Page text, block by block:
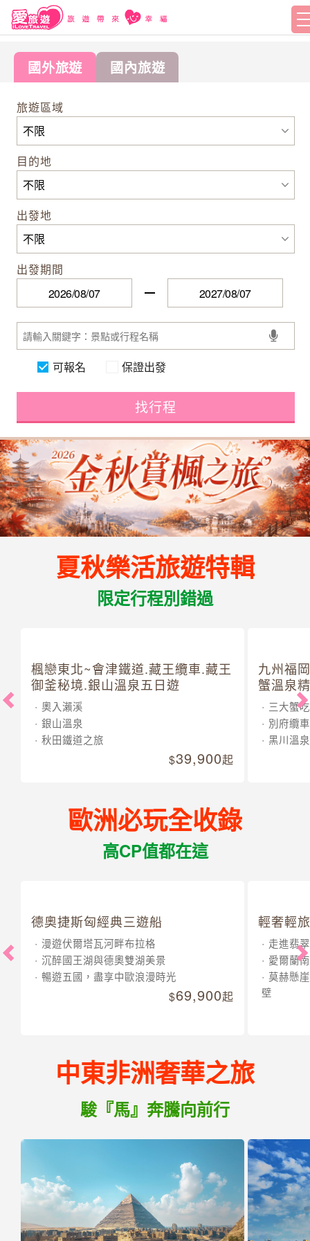
國外旅遊 國內旅遊
旅遊區域
目的地
出發地
出發期間
可報名 保證出發
找行程
夏秋樂活旅遊特輯
限定行程別錯過
楓戀東北~會津鐵道.藏王纜車.藏王
御釜秘境.銀山溫泉五日遊
奧入瀨溪
銀山溫泉
秋田鐵道之旅
39,900起
九州福
蟹溫泉
三大蟹
別府纜車
黑川溫泉
歐洲必玩全收錄
高CP值都在這
德奧捷斯匈經典三遊船
漫遊伏爾塔瓦河畔布拉格
沉醉國王湖與德奧雙湖美景
暢遊五國，盡享中歐浪漫時光
69,900起
輕奢輕
走進翡
愛爾蘭
莫赫懸
壁
中東非洲奢華之旅
駿『馬』奔騰向前行